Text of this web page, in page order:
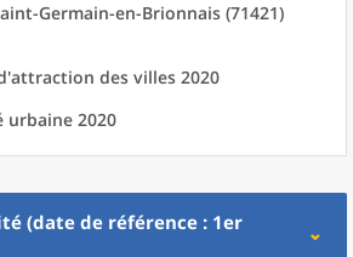
Germain-en-Brionnais (71421)
des villes 2020
urbaine 2020
(date de référence : 1er